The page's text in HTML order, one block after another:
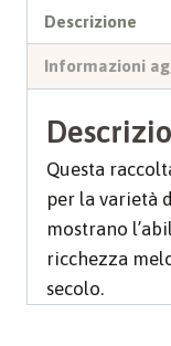
Descrizione
Informazioni
Questa
per la varietà
mostrano
ricchezza
secolo.